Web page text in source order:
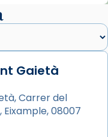
tingut lloc la
agraïment al
apostòlica
Gaietà
Carrer del
Eixample, 08007